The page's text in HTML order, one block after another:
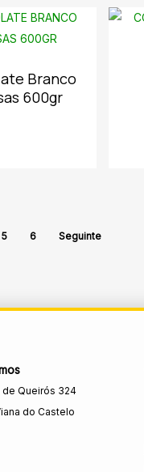
Branco
600gr
5 6 Seguinte
de Queirós 324
do Castelo